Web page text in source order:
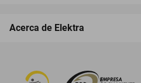
Acerca de Elektra